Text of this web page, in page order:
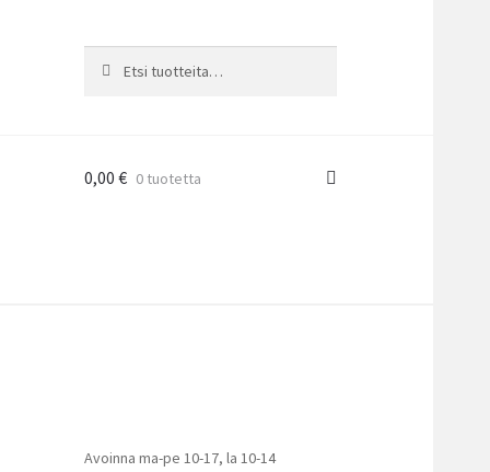
0,00 € 0 tuotetta
Avoinna ma-pe 10-17, la 10-14